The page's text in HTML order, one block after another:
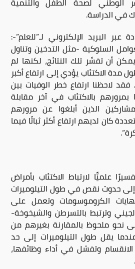
في الدراسة.
البريد الإلكتروني لـ”للعلم”-:
السلوكية -مثل التدخين وتناول
أن تفسِّر تلك النتائج، لكنها لم
مدة الاكتئاب يؤدي إلى ارتفاع أكبر
لاحظنا ارتفاع خطر الوفيات بين
بمرورهم بالاكتئاب في آخر مقابلة
الذين أبلغوا عن مرورهم
كان لديهم ارتفاع أكثر ثباتًا فيما
“
.
علميًّا لارتباط الاكتئاب بأمراض
حدوث نقص في طول التيلوميرات
الكروموسومات وتعمل على
وترتبط بالتسرطن والشيخوخة-
نحو ملحوظ بالمقارنة بغيرهم من
يقل طول التيلوميرات إلى حد
وتفشل في أداء وظائفها،